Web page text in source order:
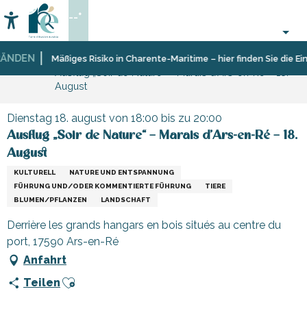
au
contenu
principal
Mäßiges Risiko in Charente-Maritime – hier finden Sie die
Accessibilité
Suche
--°
Startseite
Organisieren
Freizeit
Veranstaltungen,
August
Dienstag 18. august von 18:00 bis zu 20:00
Ausflug „Soir de Nature“ – Marais d’Ars-en-Ré – 18.
August
KULTURELL
NATURE UND ENTSPANNUNG
FÜHRUNG UND/ODER KOMMENTIERTE FÜHRUNG
TIERE
BLUMEN/PFLANZEN
LANDSCHAFT
Derrière les grands hangars en bois situés au centre du
port, 17590 Ars-en-Ré
Anfahrt
Teilen Ajouter aux favoris